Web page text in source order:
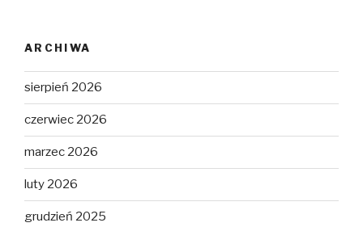
ARCHIWA
sierpień 2026
czerwiec 2026
marzec 2026
luty 2026
grudzień 2025